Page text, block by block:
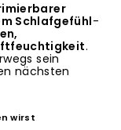
Schlafgefühl-
.
sein
nächsten
wirst